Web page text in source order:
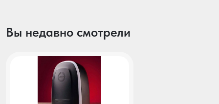
Вы недавно смотрели